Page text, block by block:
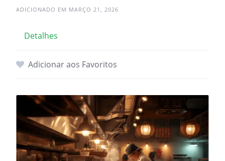
ADICIONADO EM MARÇO 21, 2026
Detalhes
Adicionar aos Favoritos